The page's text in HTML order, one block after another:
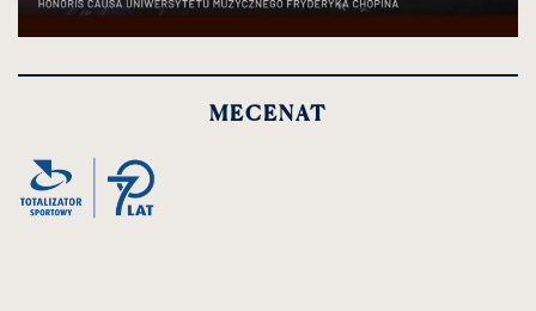
spowoduje
rozmiarów
oryginalnych
MECENAT